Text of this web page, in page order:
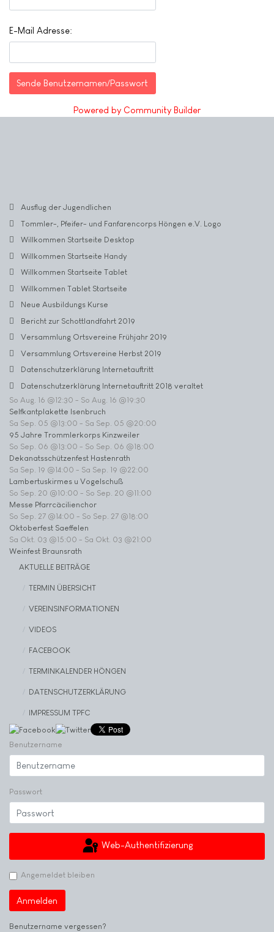
E-Mail Adresse:
Powered by Community Builder
Ausflug der Jugendlichen
Tommler-, Pfeifer- und Fanfarencorps Höngen e.V. Logo
Willkommen Startseite Desktop
Willkommen Startseite Handy
Willkommen Startseite Tablet
Willkommen Tablet Startseite
Neue Ausbildungs Kurse
Bericht zur Schottlandfahrt 2019
Versammlung Ortsvereine Frühjahr 2019
Versammlung Ortsvereine Herbst 2019
Datenschutzerklärung Internetauftritt
Datenschutzerklärung Internetauftritt 2018 veraltet
So Aug. 16 @12:30 - So Aug. 16 @19:30
Selfkantplakette Isenbruch
Sa Sep. 05 @13:00 - Sa Sep. 05 @20:00
95 Jahre Trommlerkorps Kinzweiler
So Sep. 06 @13:00 - So Sep. 06 @18:00
Dekanatsschützenfest Hastenrath
Sa Sep. 19 @14:00 - Sa Sep. 19 @22:00
Lambertuskirmes u Vogelschuß
So Sep. 20 @10:00 - So Sep. 20 @11:00
Messe Pfarrcäcilienchor
So Sep. 27 @14:00 - So Sep. 27 @18:00
Oktoberfest Saeffelen
Sa Okt. 03 @15:00 - Sa Okt. 03 @21:00
Weinfest Braunsrath
AKTUELLE BEITRÄGE
TERMIN ÜBERSICHT
VEREINSINFORMATIONEN
VIDEOS
FACEBOOK
TERMINKALENDER HÖNGEN
DATENSCHUTZERKLÄRUNG
IMPRESSUM TPFC
Benutzername
Passwort
Web-Authentifizierung
Angemeldet bleiben
Anmelden
Benutzername vergessen?